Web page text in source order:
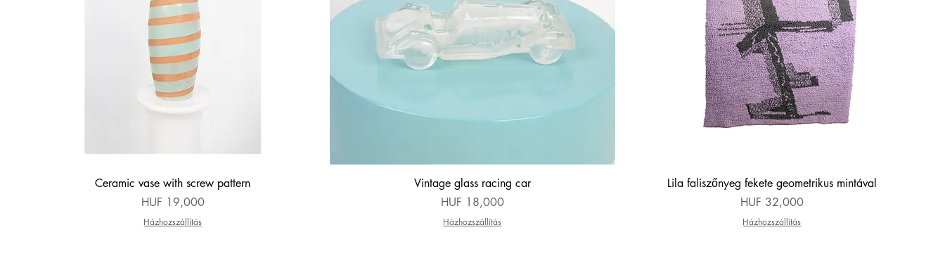
Quick View
Ceramic vase with screw pattern
Price
HUF 19,000
Házhozszállítás
Quick View
Vintage glass racing car
Price
HUF 18,000
Házhozszállítás
Quick View
Lila faliszőnyeg fekete geometrikus mintával
Price
HUF 32,000
Házhozszállítás